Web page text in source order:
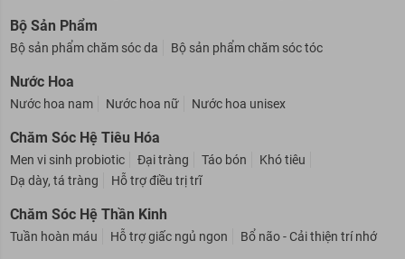
Bộ Sản Phẩm
Bộ sản phẩm chăm sóc da Bộ sản phẩm chăm sóc tóc
Nước Hoa
Nước hoa nam Nước hoa nữ Nước hoa unisex
Chăm Sóc Hệ Tiêu Hóa
Men vi sinh probiotic Đại tràng Táo bón
Khó tiêu
Dạ dày, tá tràng
Hỗ trợ điều trị trĩ
Chăm Sóc Hệ Thần Kinh
Tuần hoàn máu Hỗ trợ giấc ngủ ngon Bổ não - Cải thiện trí nhớ